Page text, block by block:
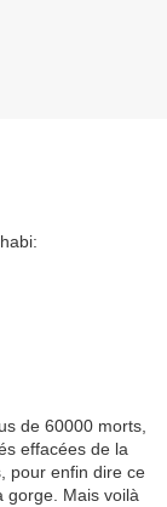
de 60000 morts,
effacées de la
pour enfin dire ce
gorge. Mais voilà